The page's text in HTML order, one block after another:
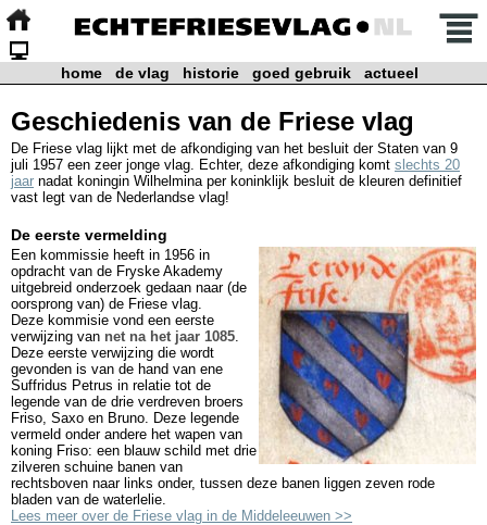
home de vlag historie goed gebruik actueel
Geschiedenis van de Friese vlag
De Friese vlag lijkt met de afkondiging van het besluit der Staten van 9
juli 1957 een zeer jonge vlag. Echter, deze afkondiging komt slechts 20
jaar nadat koningin Wilhelmina per koninklijk besluit de kleuren definitief
vast legt van de Nederlandse vlag!
De eerste vermelding
Een kommissie heeft in 1956 in
opdracht van de Fryske Akademy
uitgebreid onderzoek gedaan naar (de
oorsprong van) de Friese vlag.
Deze kommisie vond een eerste
verwijzing van net na het jaar 1085.
Deze eerste verwijzing die wordt
gevonden is van de hand van ene
Suffridus Petrus in relatie tot de
legende van de drie verdreven broers
Friso, Saxo en Bruno. Deze legende
vermeld onder andere het wapen van
koning Friso: een blauw schild met drie
zilveren schuine banen van
rechtsboven naar links onder, tussen deze banen liggen zeven rode
bladen van de waterlelie.
Lees meer over de Friese vlag in de Middeleeuwen >>